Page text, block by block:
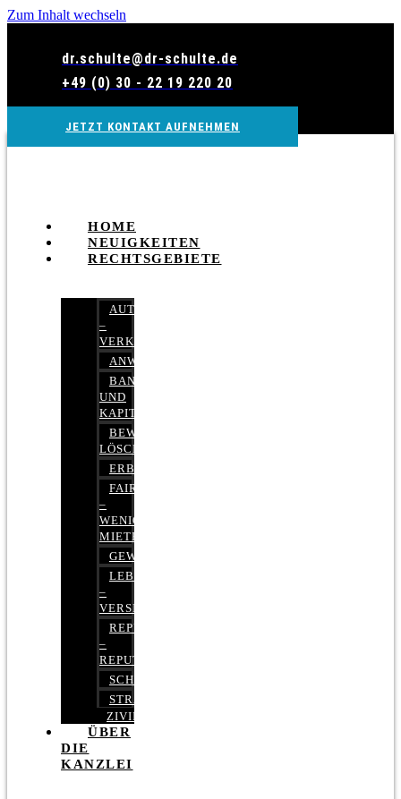
Zum Inhalt wechseln
dr.schulte@dr-schulte.de
+49 (0) 30 - 22 19 220 20
JETZT KONTAKT AUFNEHMEN
HOME
NEUIGKEITEN
RECHTSGEBIETE
AUTOBETRUG
–
VERKEHRSRECHT
ANWALTSHAFTUNGSRECHT
BANK-
UND
KAPITALMARKTRECHT
BEWERTUNGEN
LÖSCHEN
ERBRECHT
FAIRMIETEN
–
WENIGER
MIETE
GEWERBERECHT
LEBENSVERSICHERUNG
–
VERSICHERUNGSRECHT
REPUTATIONSRECHT
–
REPUTATIONSMANAGEMENT
SCHUFARECHT
STRAFRECHT
ZIVILRECHT
ÜBER
DIE
KANZLEI